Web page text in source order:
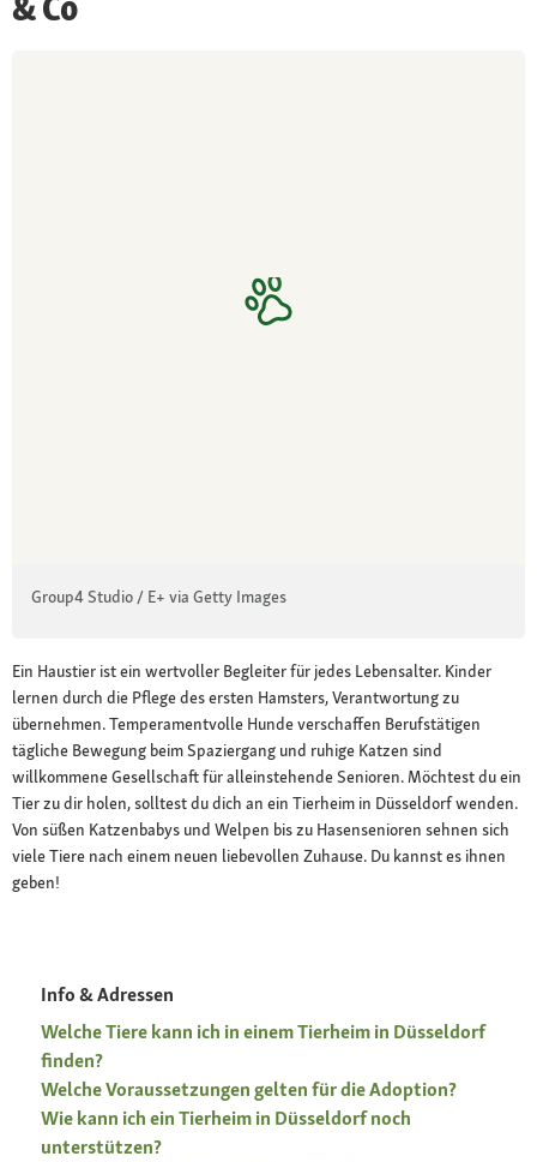
Group4 Studio / E+ via Getty Images
Ein Haustier ist ein wertvoller Begleiter für jedes Lebensalter. Kinder
lernen durch die Pflege des ersten Hamsters, Verantwortung zu
übernehmen. Temperamentvolle Hunde verschaffen Berufstätigen
tägliche Bewegung beim Spaziergang und ruhige Katzen sind
willkommene Gesellschaft für alleinstehende Senioren. Möchtest du ein
Tier zu dir holen, solltest du dich an ein Tierheim in Düsseldorf wenden.
Von süßen Katzenbabys und Welpen bis zu Hasensenioren sehnen sich
viele Tiere nach einem neuen liebevollen Zuhause. Du kannst es ihnen
geben!
Info & Adressen
Welche Tiere kann ich in einem Tierheim in Düsseldorf
finden?
Welche Voraussetzungen gelten für die Adoption?
Wie kann ich ein Tierheim in Düsseldorf noch
unterstützen?